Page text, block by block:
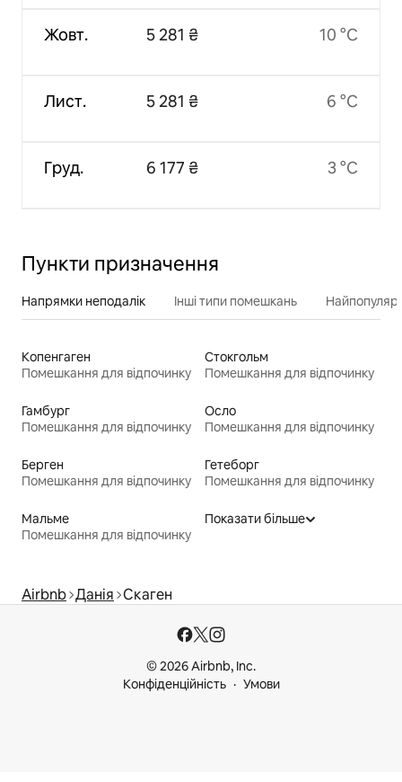
Жовт.
Лист.
Груд.
5 281 ₴
5 281 ₴
6 177 ₴
10 °C
6 °C
3 °C
Пункти призначення
Напрямки неподалік Інші типи помешкань
Копенгаген
Помешкання для відпочинку
Стокгольм
Помешкання для відпочинку
Гамбург
Помешкання для відпочинку
Осло
Помешкання для відпочинку
Берген
Помешкання для відпочинку
Гетеборг
Помешкання для відпочинку
Мальме
Помешкання для відпочинку
Показати більше
Airbnb Данія Скаген
© 2026 Airbnb, Inc.
Конфіденційність
Умови